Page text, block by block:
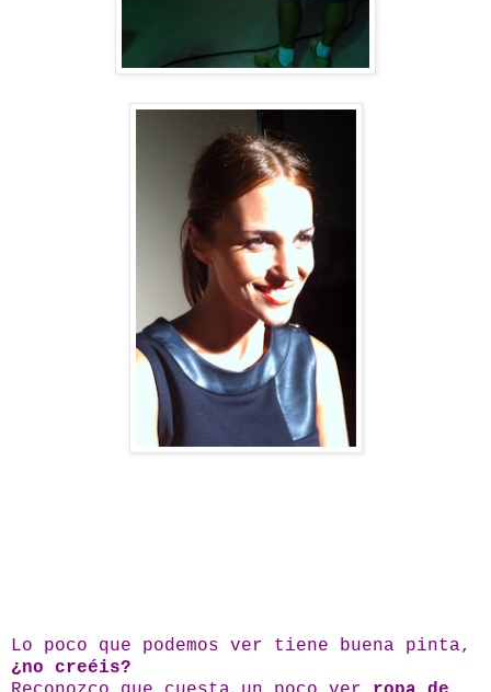
Lo poco que podemos ver tiene buena pinta,
¿no creéis?